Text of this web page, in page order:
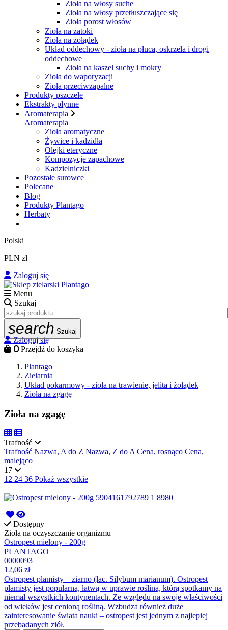
Zioła na włosy suche
Zioła na włosy przetłuszczające się
Zioła porost włosów
Zioła na zatoki
Zioła na żołądek
Układ oddechowy - zioła na płuca, oskrzela i drogi
oddechowe
Zioła na kaszel suchy i mokry
Zioła do waporyzacji
Zioła przeciwzapalne
Produkty pszczele
Ekstrakty płynne
Aromaterapia
Aromaterapia
Zioła aromatyczne
Żywice i kadzidła
Olejki eteryczne
Kompozycje zapachowe
Kadzielniczki
Pozostałe surowce
Polecane
Blog
Produkty Plantago
Herbaty
Polski
PLN zł
Zaloguj się
Menu
Szukaj
search Szukaj
Zaloguj się
0 Przejdź do koszyka
Plantago
Zielarnia
Układ pokarmowy - zioła na trawienie, jelita i żołądek
Zioła na zgagę
Zioła na zgagę
Trafność
Trafność Nazwa, A do Z Nazwa, Z do ACena, rosnąco Cena,
malejąco
17
12 24 36 Pokaż wszystkie
Dostępny
Zioła na oczyszczanie organizmu
Ostropest mielony - 200g
PLANTAGO
0000093
12,06 zł
Ostropest plamisty – ziarno (łac. Silybum marianum). Ostropest
plamisty jest popularną, łatwą w uprawie rośliną, którą spotkamy na
niemal wszystkich kontynentach. Ze względu na swoje właściwości
od wieków jest cenioną rośliną. Wzbudza również duże
zainteresowanie świata nauki – ostropest jest jednym z najlepiej
przebadanych ziół.